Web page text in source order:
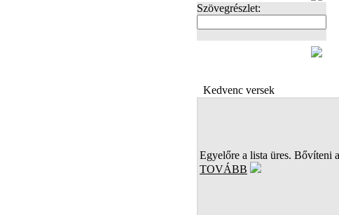
Szövegrészlet:
Kedvenc versek
Egyelőre a lista üres. Bővíteni
TOVÁBB